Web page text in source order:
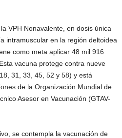
VPH Nonavalente, en dosis única
intramuscular en la región deltoidea
como meta aplicar 48 mil 916
vacuna protege contra nueve
31, 33, 45, 52 y 58) y está
de la Organización Mundial de
Asesor en Vacunación (GTAV-
se contempla la vacunación de